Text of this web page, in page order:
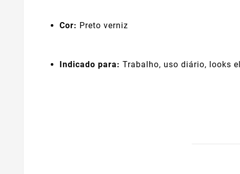
Cor: Preto verniz
Indicado para: Trabalho, uso diário, looks